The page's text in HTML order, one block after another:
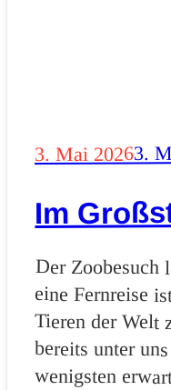
Veröffentlicht
3. Mai 20263.
Im
Der Zoobesuch
eine Fernreise
Tieren der Welt
bereits unter
wenigsten